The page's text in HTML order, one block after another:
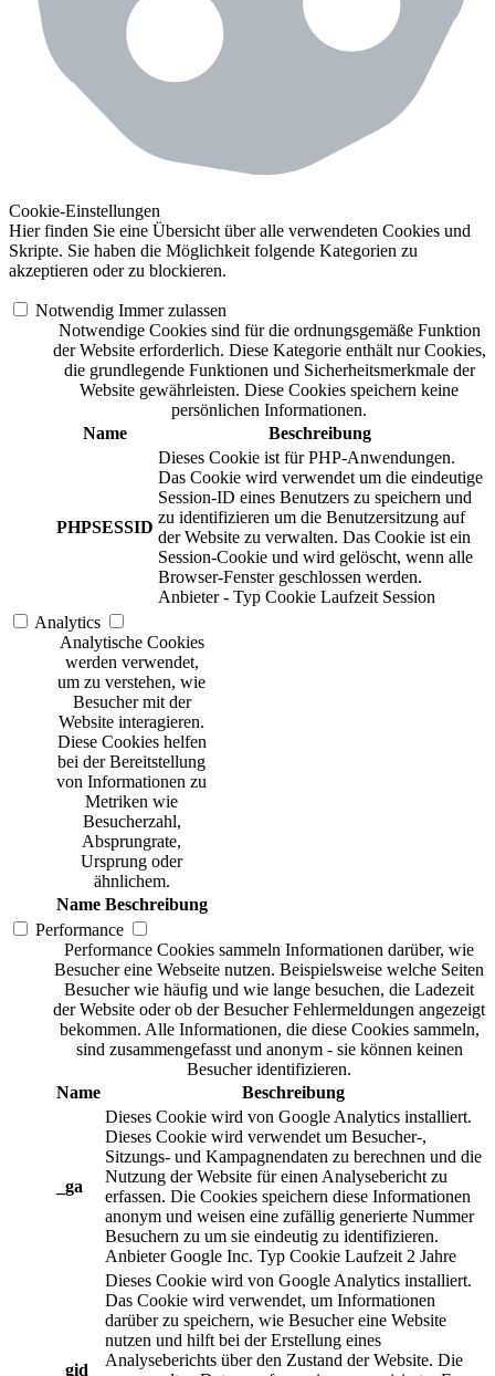
Cookie-Einstellungen
Hier finden Sie eine Übersicht über alle verwendeten Cookies und
Skripte. Sie haben die Möglichkeit folgende Kategorien zu
akzeptieren oder zu blockieren.
Notwendig Immer zulassen
Notwendige Cookies sind für die ordnungsgemäße Funktion
der Website erforderlich. Diese Kategorie enthält nur Cookies,
die grundlegende Funktionen und Sicherheitsmerkmale der
Website gewährleisten. Diese Cookies speichern keine
persönlichen Informationen.
Name
Beschreibung
PHPSESSID
Dieses Cookie ist für PHP-Anwendungen.
Das Cookie wird verwendet um die eindeutige
Session-ID eines Benutzers zu speichern und
zu identifizieren um die Benutzersitzung auf
der Website zu verwalten. Das Cookie ist ein
Session-Cookie und wird gelöscht, wenn alle
Browser-Fenster geschlossen werden.
Anbieter - Typ Cookie Laufzeit Session
Analytics
Analytische Cookies
werden verwendet,
um zu verstehen, wie
Besucher mit der
Website interagieren.
Diese Cookies helfen
bei der Bereitstellung
von Informationen zu
Metriken wie
Besucherzahl,
Absprungrate,
Ursprung oder
ähnlichem.
Name Beschreibung
Performance
Performance Cookies sammeln Informationen darüber, wie
Besucher eine Webseite nutzen. Beispielsweise welche Seiten
Besucher wie häufig und wie lange besuchen, die Ladezeit
der Website oder ob der Besucher Fehlermeldungen angezeigt
bekommen. Alle Informationen, die diese Cookies sammeln,
sind zusammengefasst und anonym - sie können keinen
Besucher identifizieren.
Name
Beschreibung
_ga
Dieses Cookie wird von Google Analytics installiert.
Dieses Cookie wird verwendet um Besucher-,
Sitzungs- und Kampagnendaten zu berechnen und die
Nutzung der Website für einen Analysebericht zu
erfassen. Die Cookies speichern diese Informationen
anonym und weisen eine zufällig generierte Nummer
Besuchern zu um sie eindeutig zu identifizieren.
Anbieter Google Inc. Typ Cookie Laufzeit 2 Jahre
_gid
Dieses Cookie wird von Google Analytics installiert.
Das Cookie wird verwendet, um Informationen
darüber zu speichern, wie Besucher eine Website
nutzen und hilft bei der Erstellung eines
Analyseberichts über den Zustand der Website. Die